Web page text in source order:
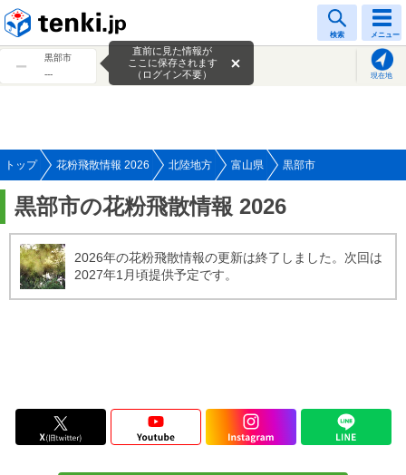
検索 メニュー
黒部市
---
現在地
直前に見た情報が
ここに保存されます
（ログイン不要）
トップ 花粉飛散情報 2026 北陸地方 富山県 黒部市
黒部市の花粉飛散情報 2026
2026年の花粉飛散情報の更新は終了しました。次回は
2027年1月頃提供予定です。